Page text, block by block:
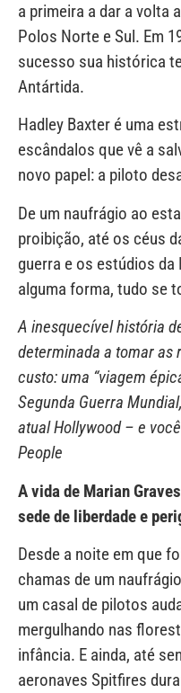
a primeira a dar a volta
Polos Norte e Sul. Em
sucesso sua histórica
Antártida.
Hadley Baxter é uma
escândalos que vê a
novo papel: a piloto
De um naufrágio ao
proibição, até os céus
guerra e os estúdios
alguma forma, tudo se
A inesquecível história
determinada a tomar as
custo: uma “viagem
Segunda Guerra
atual Hollywood – e
People
A vida de Marian
sede de liberdade e
Desde a noite em que
chamas de um
um casal de pilotos
mergulhando nas
infância. E ainda, até
aeronaves Spitfires